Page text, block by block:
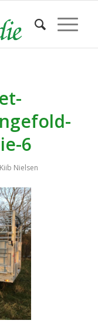
6
Nielsen